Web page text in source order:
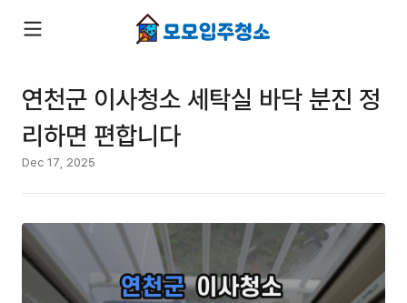
연천군 이사청소 세탁실 바닥 분진 정
리하면 편합니다
Dec 17, 2025